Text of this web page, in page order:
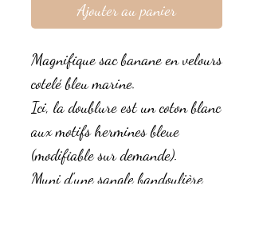
Ajouter au panier
Magnifique sac banane en velours
cotelé bleu marine.
Ici, la doublure est un coton blanc
aux motifs hermines bleue
(modifiable sur demande).
Muni d'une sangle bandoulière